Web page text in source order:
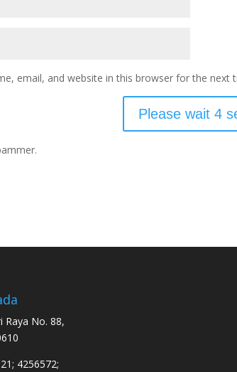
email, and website in this browser for the next
Raya No. 88,
4256572;